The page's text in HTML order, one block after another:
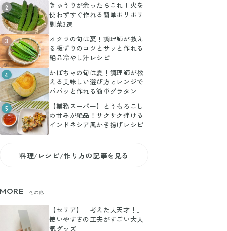
2
きゅうりが余ったらこれ！火を
使わずすぐ作れる簡単ポリポリ
副菜3選
3
オクラの旬は夏！調理師が教え
る板ずりのコツとサッと作れる
絶品冷やし汁レシピ
4
かぼちゃの旬は夏！調理師が教
える美味しい選び方とレンジで
パパッと作れる簡単グラタン
5
【業務スーパー】とうもろこし
の甘みが絶品！サクサク弾ける
インドネシア風かき揚げレシピ
料理/レシピ/作り方の記事を見る
MORE その他
【セリア】「考えた人天才！」
使いやすさの工夫がすごい大人
気グッズ